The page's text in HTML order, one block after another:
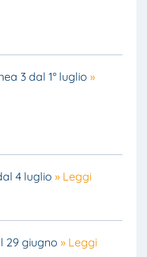
3 dal 1° luglio »
4 luglio » Leggi
29 giugno » Leggi